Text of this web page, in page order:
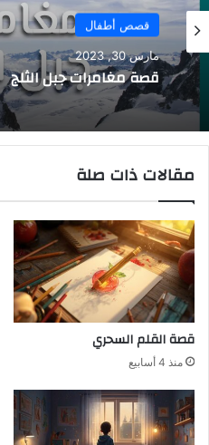
قصص أطفال
مارس 30, 2023
قصة مغامرات جبل الثلج
مقالات ذات صلة
قصة القلم السحري
منذ 4 أسابيع